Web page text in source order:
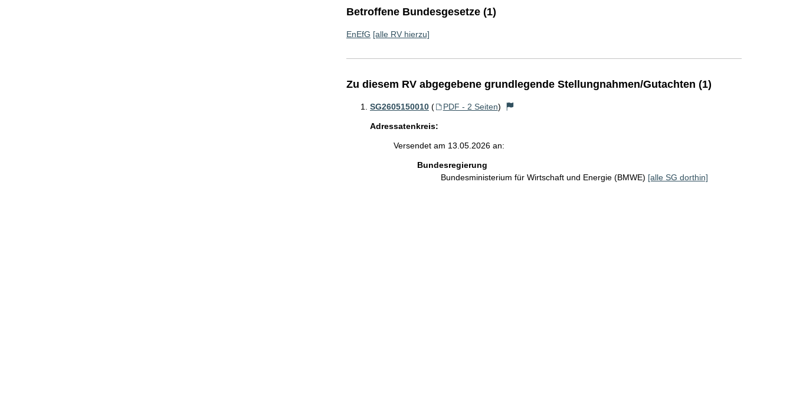
Betroffene Bundesgesetze (1)
EnEfG [alle RV hierzu]
Zu diesem RV abgegebene grundlegende Stellungnahmen/Gutachten (1)
SG2605150010 ( PDF - 2 Seiten)
Adressatenkreis:
Versendet am 13.05.2026 an:
Bundesregierung
Bundesministerium für Wirtschaft und Energie (BMWE) [alle SG dorthin]